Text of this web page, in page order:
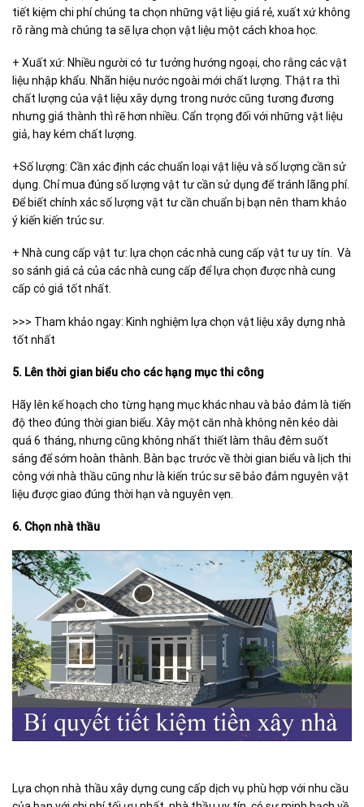
tiết kiệm chi phí chúng ta chọn những vật liệu giá rẻ, xuất xứ không
rõ ràng mà chúng ta sẽ lựa chọn vật liệu một cách khoa học.
+ Xuất xứ: Nhiều người có tư tưởng hướng ngoại, cho rằng các vật
liệu nhập khẩu. Nhãn hiệu nước ngoài mới chất lượng. Thật ra thì
chất lượng của vật liệu xây dựng trong nước cũng tương đương
nhưng giá thành thì rẽ hơn nhiều. Cẩn trọng đối với những vật liệu
giả, hay kém chất lượng.
+Số lượng: Cần xác định các chuẩn loại vật liệu và số lượng cần sử
dụng. Chỉ mua đúng số lượng vật tư cần sử dụng để tránh lãng phí.
Để biết chính xác số lượng vật tư cần chuẩn bị bạn nên tham khảo
ý kiến kiến trúc sư.
+ Nhà cung cấp vật tư: lựa chọn các nhà cung cấp vật tư uy tín. Và
so sánh giá cả của các nhà cung cấp để lựa chọn được nhà cung
cấp có giá tốt nhất.
>>> Tham khảo ngay: Kinh nghiệm lựa chọn vật liệu xây dựng nhà
tốt nhất
5. Lên thời gian biểu cho các hạng mục thi công
Hãy lên kế hoạch cho từng hạng mục khác nhau và bảo đảm là tiến
độ theo đúng thời gian biểu. Xây một căn nhà không nên kéo dài
quá 6 tháng, nhưng cũng không nhất thiết làm thâu đêm suốt
sáng để sớm hoàn thành. Bàn bạc trước về thời gian biểu và lịch thi
công với nhà thầu cũng như là kiến trúc sư sẽ bảo đảm nguyên vật
liệu được giao đúng thời hạn và nguyên vẹn.
6. Chọn nhà thầu
Lựa chọn nhà thầu xây dựng cung cấp dịch vụ phù hợp với nhu cầu